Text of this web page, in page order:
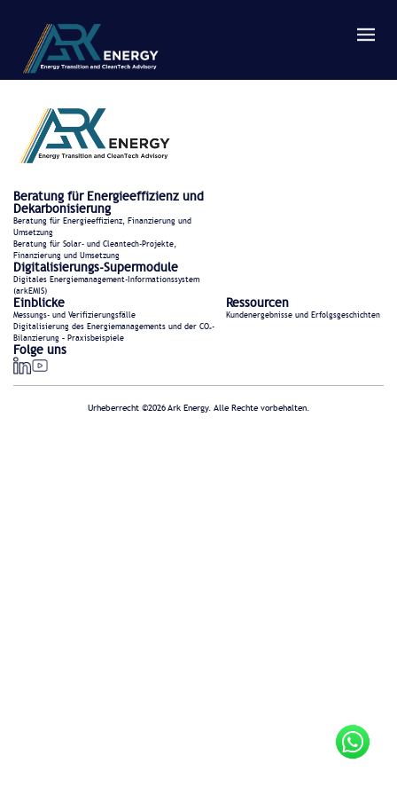
Beratung für Energieeffizienz und
Dekarbonisierung
Beratung für Energieeffizienz, Finanzierung und
Umsetzung
Beratung für Solar- und Cleantech-Projekte,
Finanzierung und Umsetzung
Digitalisierungs-Supermodule
Digitales Energiemanagement-Informationssystem
(arkEMIS)
Einblicke
Messungs- und Verifizierungsfälle
Digitalisierung des Energiemanagements und der CO₂-
Bilanzierung – Praxisbeispiele
Ressourcen
Kundenergebnisse und Erfolgsgeschichten
Folge uns
Urheberrecht ©2026 Ark Energy. Alle Rechte vorbehalten.